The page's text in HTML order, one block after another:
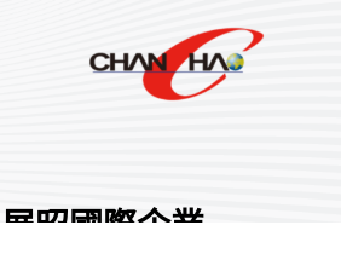
展昭國際企業